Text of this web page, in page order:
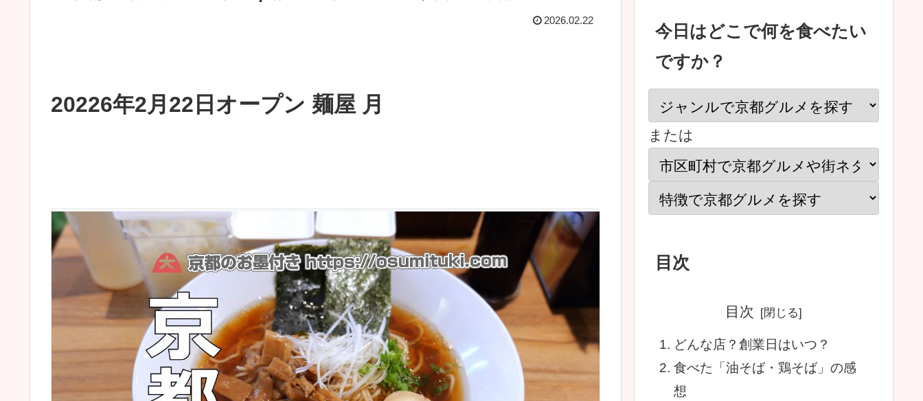
2026.02.22
20226年2月22日オープン 麺屋 月
今日はどこで何を食べたい
ですか？
または
目次
目次
どんな店？創業日はいつ？
食べた「油そば・鶏そば」の感
想